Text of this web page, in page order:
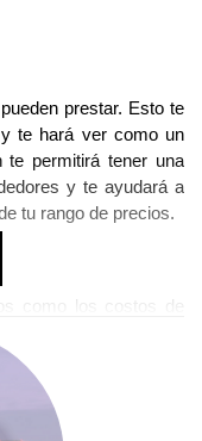
prestar. Esto te
te hará ver como un
te permitirá tener una
y te ayudará a
tu rango de precios.
como los costos de
de tener suficiente
considera crear un
inesperadas o